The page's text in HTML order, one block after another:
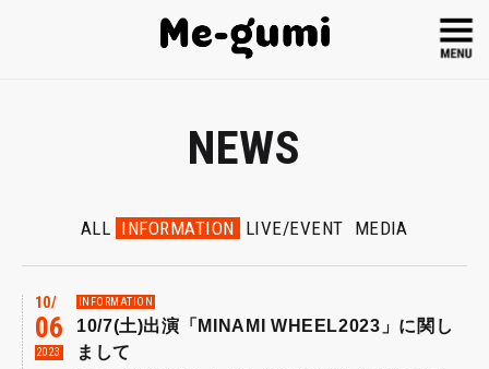
NEWS
ALL INFORMATION LIVE/EVENT MEDIA
10
06
2023
INFORMATION
10/7(土)出演「MINAMI WHEEL2023」に関し
まして